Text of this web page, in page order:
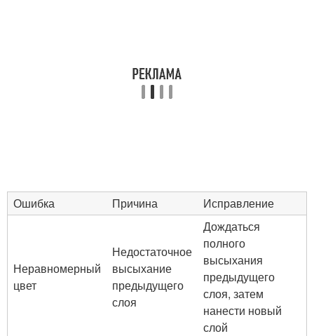
Ошибка Причина Исправление
Неравномерный
цвет
Недостаточное
высыхание
предыдущего
слоя
Дождаться
полного
высыхания
предыдущего
слоя, затем
нанести новый
слой